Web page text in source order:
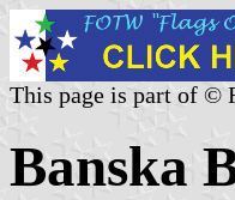
This page is part of ©
Banska